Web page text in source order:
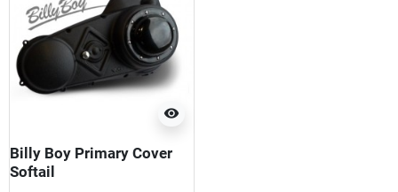
visibility
Billy Boy Primary Cover
Softail